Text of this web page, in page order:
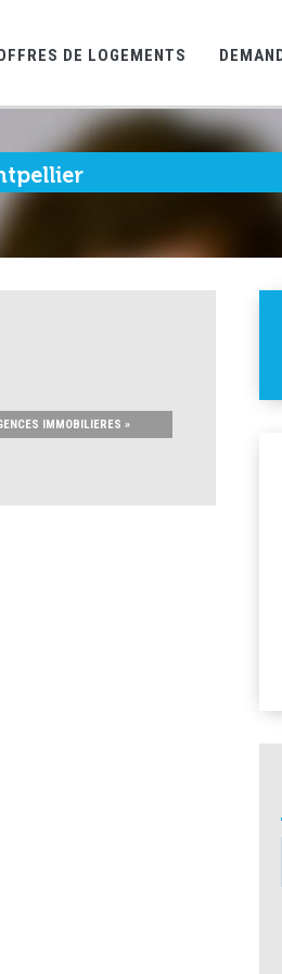
DE LOGEMENTS
IMMOBILIERES »